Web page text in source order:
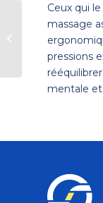
Ceux qui
massage
pressions
mentale
Notre politique
2023 est en ligne